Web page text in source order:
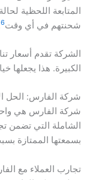
المتابعة اللحظية
شحنتهم في أي وقت6
الشركة تقدم أسعار
الكبيرة. هذا يجعلها
شركة الفارس: الحل
شركة الفارس هي
الشاملة التي تضمن
بسمعتها الممتازة
تجارب العملاء مع